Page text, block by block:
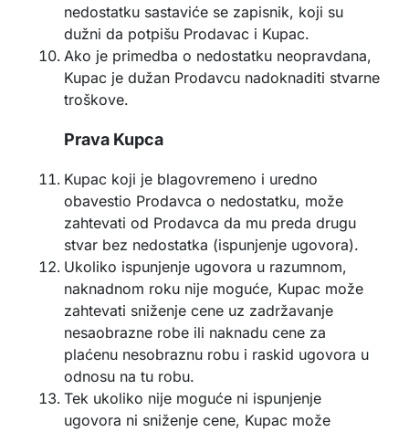
nedostatku sastaviće se zapisnik, koji su
dužni da potpišu Prodavac i Kupac.
Ako je primedba o nedostatku neopravdana,
Kupac je dužan Prodavcu nadoknaditi stvarne
troškove.
Prava Kupca
Kupac koji je blagovremeno i uredno
obavestio Prodavca o nedostatku, može
zahtevati od Prodavca da mu preda drugu
stvar bez nedostatka (ispunjenje ugovora).
Ukoliko ispunjenje ugovora u razumnom,
naknadnom roku nije moguće, Kupac može
zahtevati sniženje cene uz zadržavanje
nesaobrazne robe ili naknadu cene za
plaćenu nesobraznu robu i raskid ugovora u
odnosu na tu robu.
Tek ukoliko nije moguće ni ispunjenje
ugovora ni sniženje cene, Kupac može